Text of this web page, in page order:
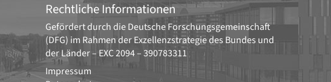
Rechtliche Informationen
Gefördert durch dieDeutsche Forschungsgemeinschaft
(DFG) im Rahmen der Exzellenzstrategie des Bundes und
der Länder – EXC 2094 – 390783311
Impressum